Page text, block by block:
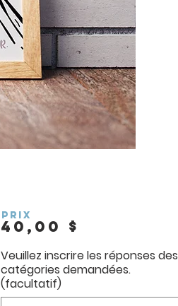
40,00 $
Veuillez inscrire les réponses des
catégories demandées.
(facultatif)
PRIX